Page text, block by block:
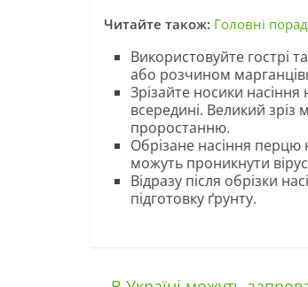
Читайте також: Головні
Використовуйте гострі
або розчином
Зрізайте носики
всередині. Великий
проростанню.
Обрізане насіння перцю
можуть проникнути
Відразу після обрізки
підготовку ґрунту.